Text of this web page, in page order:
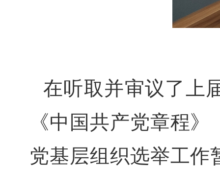
在听取并审议了上
《中国共产党章程
党基层组织选举工作